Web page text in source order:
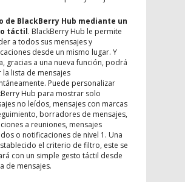
de BlackBerry Hub mediante un
táctil. BlackBerry Hub le permite
a todos sus mensajes y
desde un mismo lugar. Y
gracias a una nueva función, podrá
lista de mensajes
Puede personalizar
Hub para mostrar solo
no leídos, mensajes con marcas
borradores de mensajes,
a reuniones, mensajes
o notificaciones de nivel 1. Una
el criterio de filtro, este se
con un simple gesto táctil desde
de mensajes.